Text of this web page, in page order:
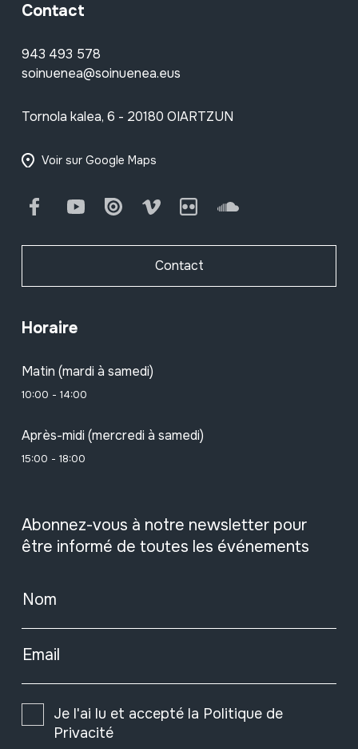
Contact
943 493 578
soinuenea@soinuenea.eus
Tornola kalea, 6 - 20180 OIARTZUN
Voir sur Google Maps
FacebookYoutube Issuu Vimeo Flickr SoundCloud
Contact
Horaire
Matin (mardi à samedi)
10:00 - 14:00
Après-midi (mercredi à samedi)
15:00 - 18:00
Abonnez-vous à notre newsletter pour
être informé de toutes les événements
Nom
Email
Je l'ai lu et accepté la Politique de
Privacité